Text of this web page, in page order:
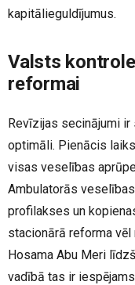
kapitālieguldījumus.
Valsts
reformai
Revīzijas secinājumi
optimāli. Pienācis
visas veselības
Ambulatorās
profilakses un
stacionārā reforma
Hosama Abu Meri
vadībā tas ir